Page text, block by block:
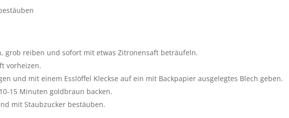
grob reiben und sofort mit etwas Zitronensaft beträufeln.
vorheizen.
und mit einem Esslöffel Kleckse auf ein mit Backpapier ausgelegtes Blech geben.
15 Minuten goldbraun backen.
mit Staubzucker bestäuben.